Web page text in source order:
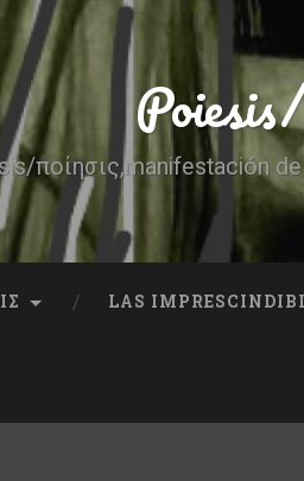
ποίησις,manifestación
LAS